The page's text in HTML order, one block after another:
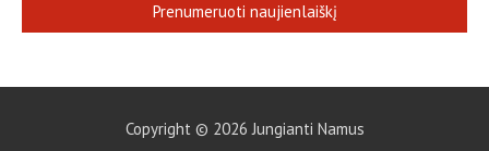
Prenumeruoti naujienlaiškį
Copyright © 2026 Jungianti Namus